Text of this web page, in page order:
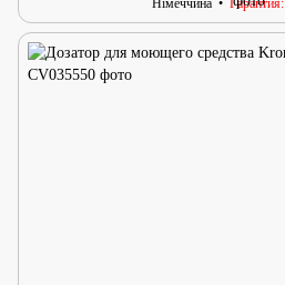
Німеччина
Гарантия